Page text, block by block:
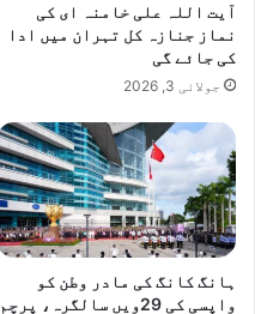
آیت اللہ علی خامنہ ای کی
نماز جنازہ کل تہران میں ادا
کی جائے گی
جولائی 3, 2026
ہانگ کانگ کی مادر وطن کو
واپسی کی 29ویں سالگرہ، پرچم